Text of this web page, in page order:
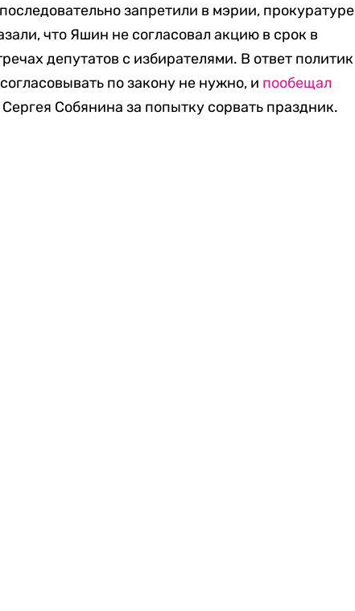
запретили в мэрии, прокуратуре
что Яшин не согласовал акцию в срок в
депутатов с избирателями. В ответ политик
по закону не нужно, и пообещал
Собянина за попытку сорвать праздник.
Яшина от проведения несогласованной